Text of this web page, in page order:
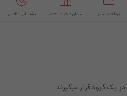
پرداخت امن مشاوره خرید هدیه پشتیبانی آنلاین
یک گروه قرار میگیرند